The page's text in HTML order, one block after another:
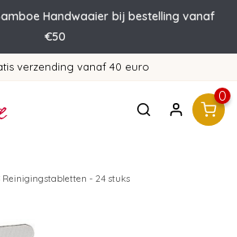
Handwaaier bij bestelling vanaf
€50
vanaf 40 euro
0
Reinigingstabletten - 24 stuks